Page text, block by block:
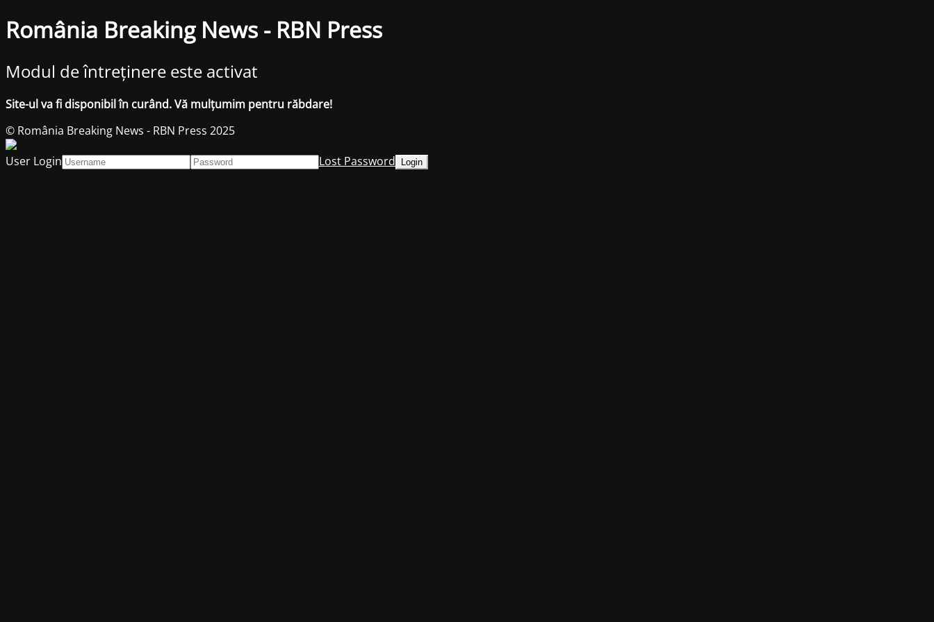
România Breaking News - RBN Press
Modul de întreținere este activat
Site-ul va fi disponibil în curând. Vă mulțumim pentru răbdare!
© România Breaking News - RBN Press 2025
User Login
Lost Password